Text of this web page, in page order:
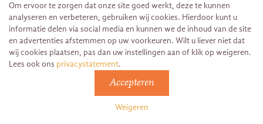
Herroeping
bestelling
© 2026 Uitgeverij Juwelenschip. Duurzaam ontwikkeld door
Go2People
Algemene voorwaarden | Sitemap
Om ervoor te zorgen dat onze site goed werkt, deze te kunnen
analyseren en verbeteren, gebruiken wij cookies. Hierdoor kunt u
informatie delen via social media en kunnen we de inhoud van de site
en advertenties afstemmen op uw voorkeuren. Wilt u liever niet dat
wij cookies plaatsen, pas dan uw instellingen aan of klik op weigeren.
Lees ook ons privacystatement.
Accepteren
Weigeren